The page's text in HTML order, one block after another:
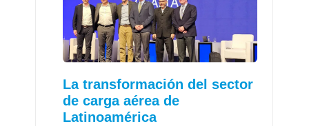
La transformación del sector
de carga aérea de
Latinoamérica